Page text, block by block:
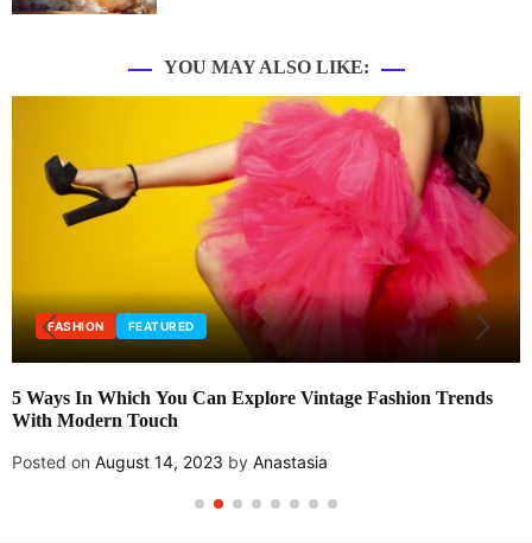
YOU MAY ALSO LIKE:
EDITORIAL FASHION
New fashion store openings are strong in UK